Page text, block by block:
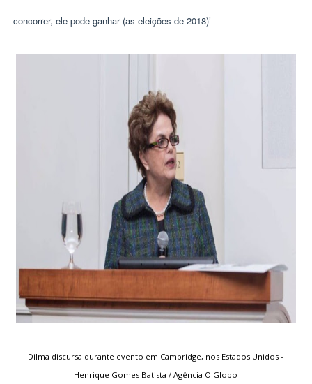
concorrer, ele pode ganhar (as eleições de 2018)’
Dilma discursa durante evento em Cambridge, nos Estados Unidos -
Henrique Gomes Batista / Agência O Globo